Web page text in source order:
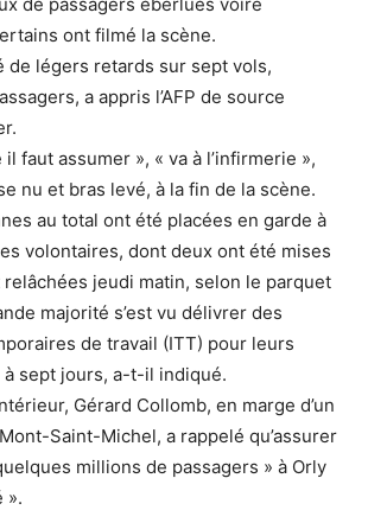
ont filmé la scène.
de légers retards sur sept vols,
a appris l’AFP de source
faut assumer », « va à l’infirmerie »,
nu et bras levé, à la fin de la scène.
au total ont été placées en garde à
volontaires, dont deux ont été mises
jeudi matin, selon le parquet
majorité s’est vu délivrer des
de travail (ITT) pour leurs
sept jours, a-t-il indiqué.
Gérard Collomb, en marge d’un
Saint-Michel, a rappelé qu’assurer
millions de passagers » à Orly
».